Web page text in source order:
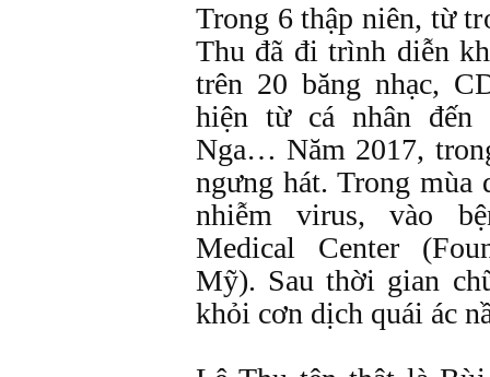
Trong 6 thập niên, từ
Thu đã đi trình diễn
trên 20 băng nhạc,
hiện từ cá nhân đến
Nga… Năm 2017,
ngưng hát. Trong
nhiễm virus, vào
Medical Center
Mỹ). Sau thời gian
khỏi cơn dịch quái ác